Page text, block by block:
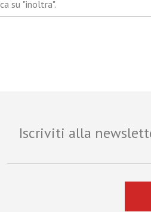
su "inoltra".
Iscriviti alla